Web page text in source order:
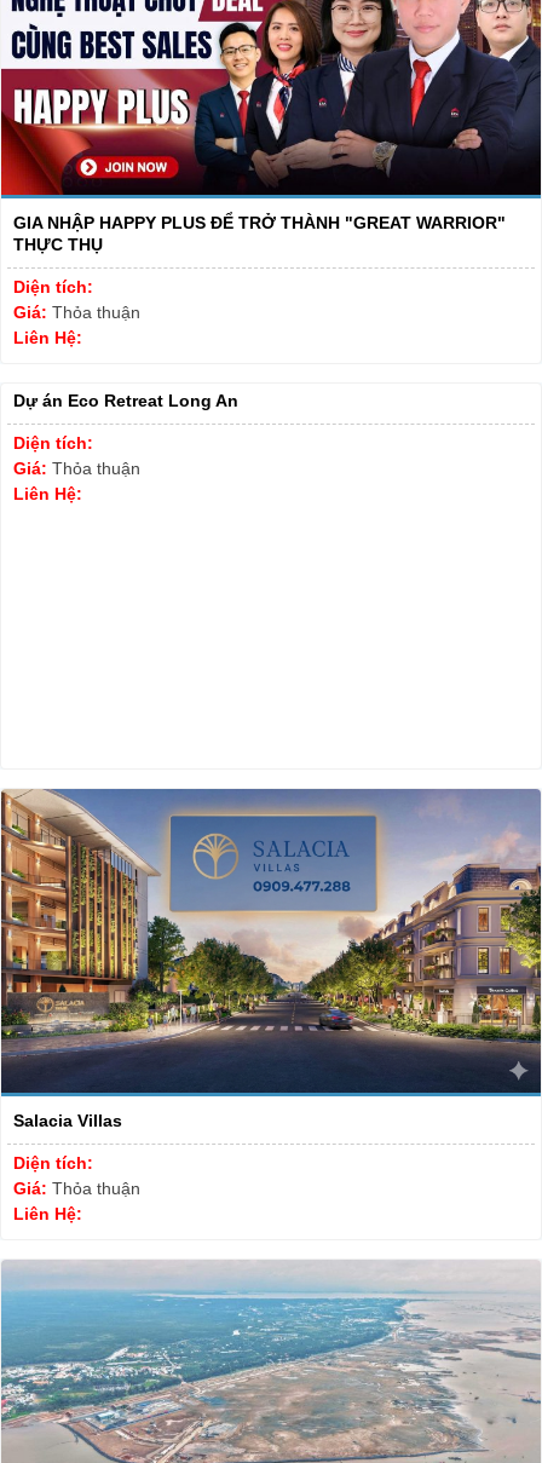
GIA NHẬP HAPPY PLUS ĐỂ TRỞ THÀNH "GREAT WARRIOR"
THỰC THỤ
Diện tích:
Giá: Thỏa thuận
Liên Hệ:
Dự án Eco Retreat Long An
Diện tích:
Giá: Thỏa thuận
Liên Hệ:
Salacia Villas
Diện tích:
Giá: Thỏa thuận
Liên Hệ: